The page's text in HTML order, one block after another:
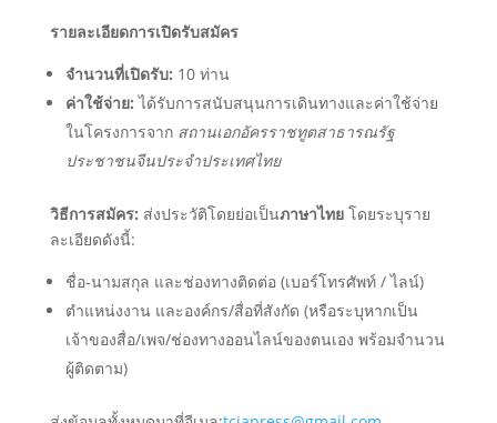
รายละเอียดการเปิดรับสมัคร
จำนวนที่เปิดรับ: 10 ท่าน
ค่าใช้จ่าย: ได้รับการสนับสนุนการเดินทางและค่าใช้จ่าย
ในโครงการจาก สถานเอกอัครราชทูตสาธารณรัฐ
ประชาชนจีนประจำประเทศไทย
วิธีการสมัคร: ส่งประวัติโดยย่อเป็นภาษาไทยโดยระบุราย
ละเอียดดังนี้:
ชื่อ-นามสกุล และช่องทางติดต่อ (เบอร์โทรศัพท์ / ไลน์)
ตำแหน่งงาน และองค์กร/สื่อที่สังกัด (หรือระบุหากเป็น
เจ้าของสื่อ/เพจ/ช่องทางออนไลน์ของตนเอง พร้อมจำนวน
ผู้ติดตาม)